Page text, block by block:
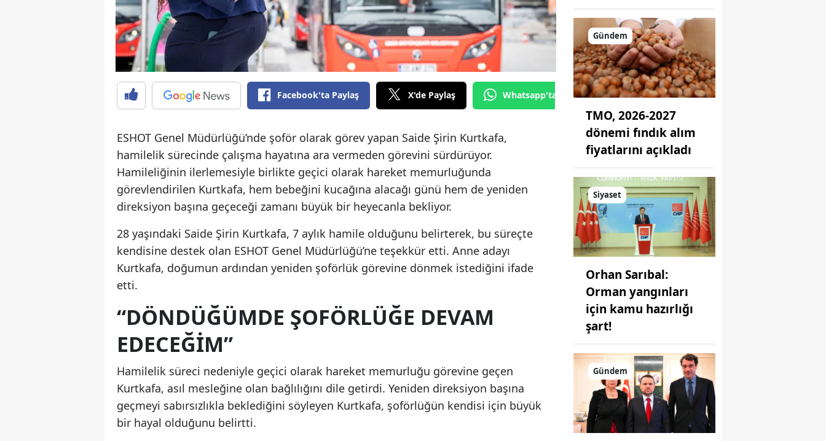
Facebook'ta Paylaş X'de Paylaş Whatsapp'tan Gönder
ESHOT Genel Müdürlüğü’nde şoför olarak görev yapan Saide Şirin Kurtkafa,
hamilelik sürecinde çalışma hayatına ara vermeden görevini sürdürüyor.
Hamileliğinin ilerlemesiyle birlikte geçici olarak hareket memurluğunda
görevlendirilen Kurtkafa, hem bebeğini kucağına alacağı günü hem de yeniden
direksiyon başına geçeceği zamanı büyük bir heyecanla bekliyor.
28 yaşındaki Saide Şirin Kurtkafa, 7 aylık hamile olduğunu belirterek, bu süreçte
kendisine destek olan ESHOT Genel Müdürlüğü’ne teşekkür etti. Anne adayı
Kurtkafa, doğumun ardından yeniden şoförlük görevine dönmek istediğini ifade
etti.
“DÖNDÜĞÜMDE ŞOFÖRLÜĞE DEVAM
EDECEĞIM”
Hamilelik süreci nedeniyle geçici olarak hareket memurluğu görevine geçen
Kurtkafa, asıl mesleğine olan bağlılığını dile getirdi. Yeniden direksiyon başına
geçmeyi sabırsızlıkla beklediğini söyleyen Kurtkafa, şoförlüğün kendisi için büyük
bir hayal olduğunu belirtti.
Gündem
TMO, 2026-2027
dönemi fındık alım
fiyatlarını açıkladı
Siyaset
Orhan Sarıbal:
Orman yangınları
için kamu hazırlığı
şart!
Gündem